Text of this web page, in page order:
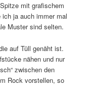
mit grafischem
ja auch immer mal
Muster sind selten.
auf Tüll genäht ist.
nähen und nur
zwischen den
Rock vorstellen, so